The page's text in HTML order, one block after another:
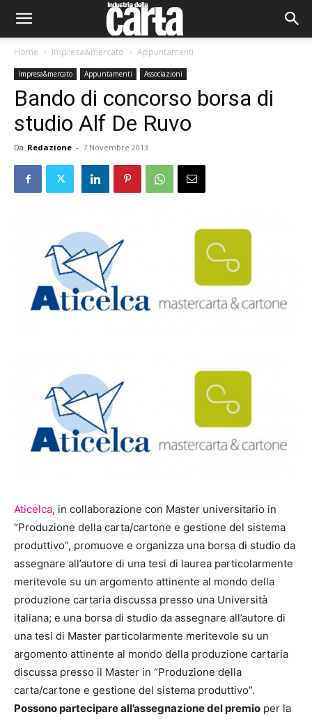
Home Impresa&mercato Appuntamenti
Impresa&mercato Appuntamenti Associazioni
Bando di concorso borsa di
studio Alf De Ruvo
Da Redazione - 7 Novembre 2013
Aticelca, in collaborazione con Master universitario in
“Produzione della carta/cartone e gestione del sistema
produttivo”, promuove e organizza una borsa di studio da
assegnare all’autore di una tesi di laurea particolarmente
meritevole su un argomento attinente al mondo della
produzione cartaria discussa presso una Università
italiana; e una borsa di studio da assegnare all’autore di
una tesi di Master particolarmente meritevole su un
argomento attinente al mondo della produzione cartaria
discussa presso il Master in “Produzione della
carta/cartone e gestione del sistema produttivo”.
Possono partecipare all’assegnazione del premio per la